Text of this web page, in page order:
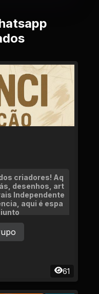
criadores! Aq
desenhos, art
Independente
aqui é espa
61